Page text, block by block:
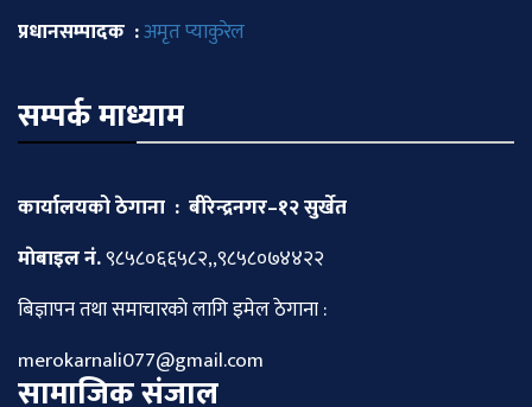
प्रधानसम्पादक :अमृत प्याकुरेल
सम्पर्क माध्याम
कार्यालयको ठेगाना : बीरेन्द्रनगर–१२ सुर्खेत
माेबाइल नं.९८५८०६६५८२,,९८५८०७४४२२
बिज्ञापन तथा समाचारकाे लागि इमेल ठेगाना :
merokarnali077@gmail.com
सामाजिक संजाल